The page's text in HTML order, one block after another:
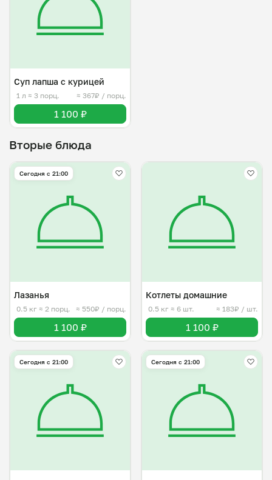
Суп лапша с курицей
1 л ≈ 3 порц. ≈ 367₽ / порц.
1 100 ₽
Вторые блюда
Сегодня с 21:00
Лазанья
0.5 кг ≈ 2 порц. ≈ 550₽ / порц.
1 100 ₽
Котлеты домашние
0.5 кг ≈ 6 шт. ≈ 183₽ / шт.
1 100 ₽
Сегодня с 21:00 Сегодня с 21:00